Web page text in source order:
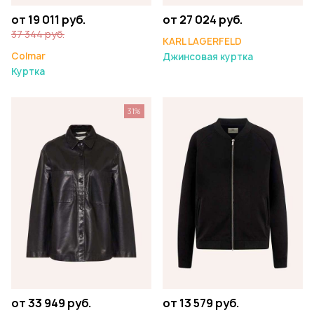
от 19 011 руб.
37 344 руб.
Colmar
Куртка
от 27 024 руб.
KARL LAGERFELD
Джинсовая куртка
от 33 949 руб.
31%
от 13 579 руб.